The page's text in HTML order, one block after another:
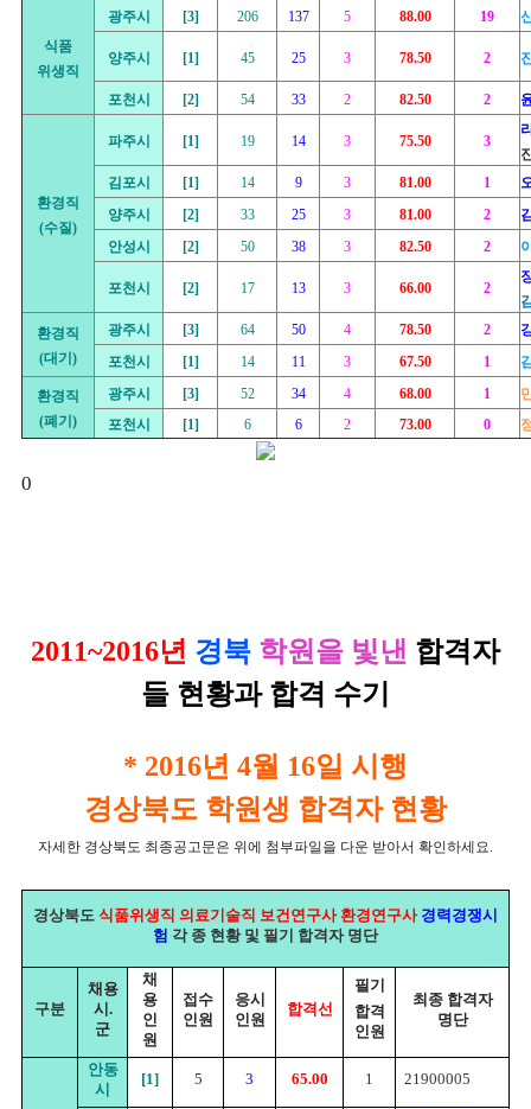
식품
위생직
광주시 [3] 206 137 5 88.00 19
양주시 [1] 45 25 3 78.50 2
포천시 [2] 54 33 2 82.50 2
환경직
(수질)
파주시 [1] 19 14 3 75.50 3
김포시
[1] 14 9 3 81.00 1
양주시
[2] 33 25 3 81.00 2
안성시
[2] 50 38 3 82.50 2
포천시 [2] 17 13 3 66.00 2
환경직
(대기)
광주시 [3] 64 50 4 78.50 2
포천시
[1] 14 11 3 67.50 1
환경직
(폐기)
광주시 [3] 52 34 4 68.00 1
포천시
[1] 6 6 2 73.00 0
0
2011~2016년 경북 학원을 빛낸 합격자
들 현황과 합격 수기
* 2016년 4월 16일 시행
경상북도 학원생 합격자 현황
자세한 경상북도 최종공고문은 위에 첨부파일을 다운 받아서 확인하세요.
경상북도 식품위생직 의료기술직 보건연구사 환경연구사 경력경쟁시
험 각 종 현황 및 필기 합격자 명단
구분
채용
시 .
군
채
용
인
원
접수
인원
응시
인원
합격선
필기
합격
인원
최종 합격자
명단
안동
시
[1] 5 3 65.00 1 21900005